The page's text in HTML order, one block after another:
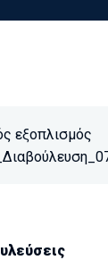
εξοπλισμός